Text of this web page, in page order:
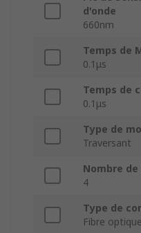
d'onde
660nm
Temps de
0.1μs
Temps de
0.1μs
Type de
Traversant
Nombre
4
Type de
Fibre optique